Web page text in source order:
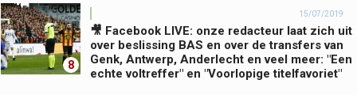
8
15/07/2019
🎥 Facebook LIVE: onze redacteur laat zich uit
over beslissing BAS en over de transfers van
Genk, Antwerp, Anderlecht en veel meer: "Een
echte voltreffer" en "Voorlopige titelfavoriet"